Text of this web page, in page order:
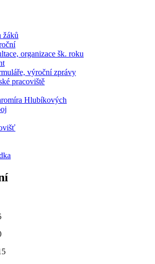
žáků
organizace šk. roku
výroční zprávy
pracoviště
Hlubíkových